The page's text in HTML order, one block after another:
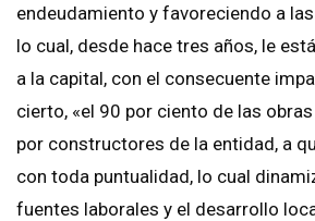
endeudamiento y favoreciendo a
lo cual, desde hace tres años, le
a la capital, con el consecuente
cierto, «el 90 por ciento de las
por constructores de la entidad, a
con toda puntualidad, lo cual
fuentes laborales y el desarrollo